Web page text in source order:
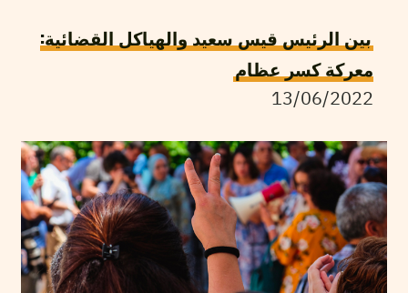
بين الرئيس قيس سعيد والهياكل القضائية:
معركة كسر عظام
13/06/2022